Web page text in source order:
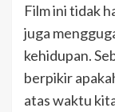
Film ini tidak
juga
kehidupan.
berpikir
atas waktu